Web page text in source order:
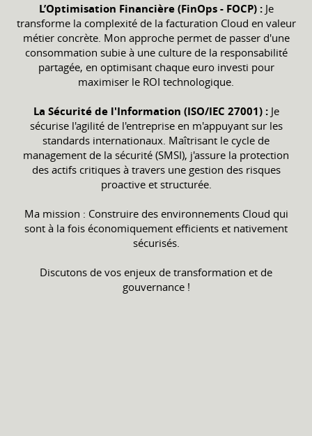
L’Optimisation Financière (FinOps - FOCP) :Je
transforme la complexité de la facturation Cloud en valeur
métier concrète. Mon approche permet de passer d'une
consommation subie à une culture de la responsabilité
partagée, en optimisant chaque euro investi pour
maximiser le ROI technologique.
La Sécurité de l'Information (ISO/IEC 27001) :Je
sécurise l'agilité de l'entreprise en m'appuyant sur les
standards internationaux. Maîtrisant le cycle de
management de la sécurité (SMSI), j'assure la protection
des actifs critiques à travers une gestion des risques
proactive et structurée.
Ma mission : Construire des environnements Cloud qui
sont à la fois économiquement efficients et nativement
sécurisés.
Discutons de vos enjeux de transformation et de
gouvernance !